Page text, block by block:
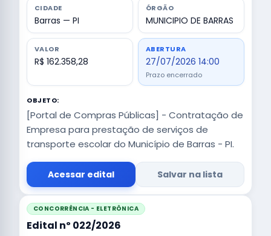
CIDADE
Barras — PI
ÓRGÃO
MUNICIPIO DE BARRAS
VALOR
R$ 162.358,28
ABERTURA
27/07/2026 14:00
Prazo encerrado
OBJETO:
[Portal de Compras Públicas] - Contratação de
Empresa para prestação de serviços de
transporte escolar do Município de Barras - PI.
Acessar edital Salvar na lista
CONCORRÊNCIA - ELETRÔNICA
Edital nº 022/2026